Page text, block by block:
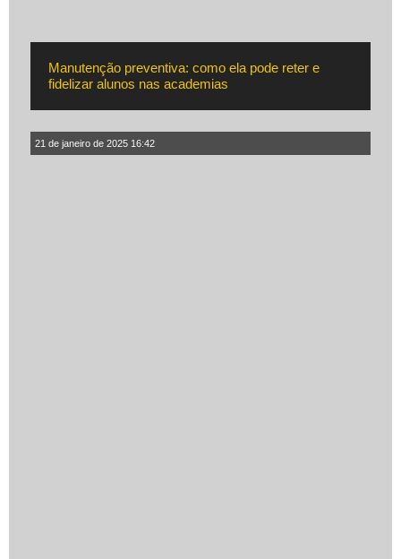
Manutenção preventiva: como ela pode reter e
fidelizar alunos nas academias
21 de janeiro de 2025 16:42